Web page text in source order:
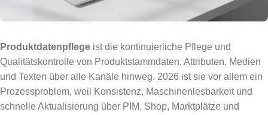
Produktdatenpflege ist die kontinuierliche Pflege und
Qualitätskontrolle von Produktstammdaten, Attributen, Medien
und Texten über alle Kanäle hinweg. 2026 ist sie vor allem ein
Prozessproblem, weil Konsistenz, Maschinenlesbarkeit und
schnelle Aktualisierung über PIM, Shop, Marktplätze und